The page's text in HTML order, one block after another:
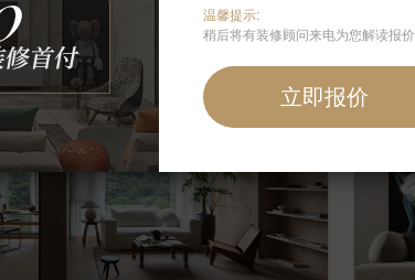
温馨提示:
稍后将有装修顾问来电为您解读报价